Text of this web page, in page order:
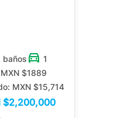
baños
1
MXN $1889
MXN $15,714
$2,200,000